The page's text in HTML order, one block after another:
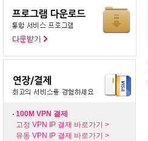
100M VPN 결제
고정 VPN IP 결제 바로가기 >
유동 VPN IP 결제 바로가기 >